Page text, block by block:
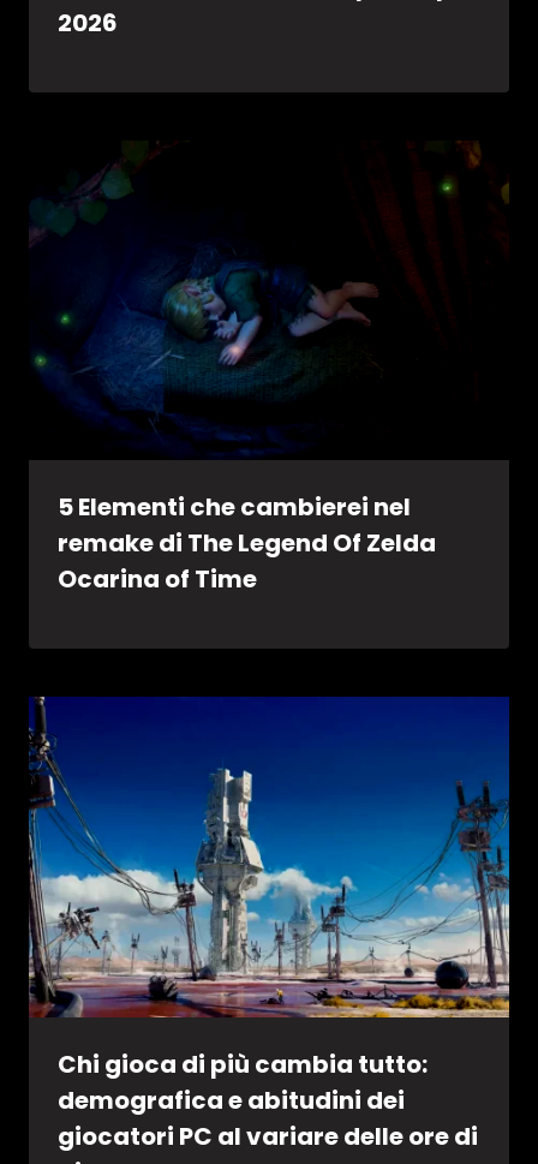
2026
5 Elementi che cambierei nel
remake di The Legend Of Zelda
Ocarina of Time
Chi gioca di più cambia tutto:
demografica e abitudini dei
giocatori PC al variare delle ore di